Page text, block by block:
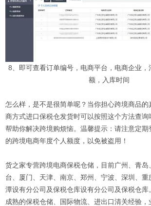
8、即可查看订单编号，电商平台，电商企业，
额，入库时间
怎么样，是不是很简单呢？当你担心跨境商品
商方式进口保税仓发货时可以按照这个方法查询
帮助你解决跨境购烦恼。温馨提示：请注意定期
的跨境电商年度个人额度，以免被盗用！
货之家专营跨境电商保税仓储，目前广州、青岛
台、厦门、天津、南京、郑州、宁波、深圳、重
潭设有分公司及保税仓库设有分公司及保税仓库
成熟的保税仓储、国际物流、进出口清关经验